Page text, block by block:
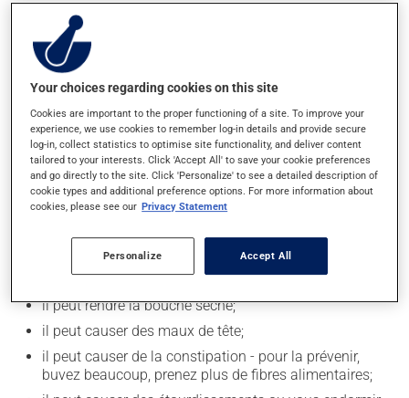
prendre du pamplemousse ou du jus de
pamplemousse durant tout votre traitement. Le
pamplemousse peut sensiblement modifier l'effet de
votre médicament.
La prise d'alcool peut augmenter l'effet du
médicament. Limitez la consommation d'alcool à une
prise occasionnelle de petites quantités.
Effets indésirables
l'occasion entraîner certains effets indésirables (effets
secondaires), notamment :
il peut rendre la bouche sèche;
il peut causer des maux de tête;
il peut causer de la constipation - pour la prévenir,
buvez beaucoup, prenez plus de fibres alimentaires;
Your choices regarding cookies on this site
Cookies are important to the proper functioning of a site. To improve your
experience, we use cookies to remember log-in details and provide secure
log-in, collect statistics to optimise site functionality, and deliver content
tailored to your interests. Click 'Accept All' to save your cookie preferences
and go directly to the site. Click 'Personalize' to see a detailed description of
cookie types and additional preference options. For more information about
cookies, please see our Privacy Statement
Personalize Accept All